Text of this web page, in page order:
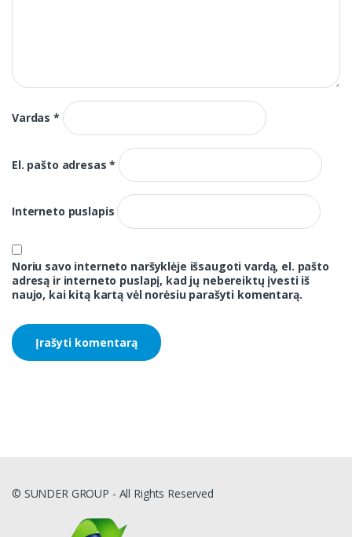
Vardas*
El. pašto adresas*
Interneto puslapis
Noriu savo interneto naršyklėje išsaugoti vardą, el. pašto
adresą ir interneto puslapį, kad jų nebereiktų įvesti iš
naujo, kai kitą kartą vėl norėsiu parašyti komentarą.
© SUNDER GROUP - All Rights Reserved